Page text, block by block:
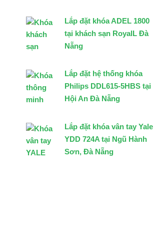
Lắp đặt khóa ADEL 1800
tại khách sạn RoyalL Đà
Nẵng
Lắp đặt hệ thống khóa
Philips DDL615-5HBS tại
Hội An Đà Nẵng
Lắp đặt khóa vân tay Yale
YDD 724A tại Ngũ Hành
Sơn, Đà Nẵng